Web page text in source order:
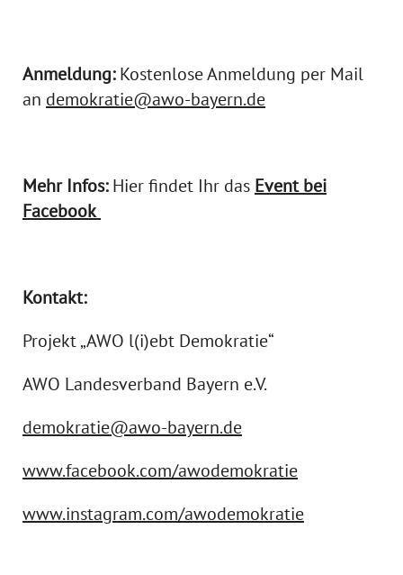
Anmeldung:Kostenlose Anmeldung per Mail
an demokratie@awo-bayern.de
Mehr Infos:Hier findet Ihr das Event bei
Facebook
Kontakt:
Projekt „AWO l(i)ebt Demokratie“
AWO Landesverband Bayern e.V.
demokratie@awo-bayern.de
www.facebook.com/awodemokratie
www.instagram.com/awodemokratie